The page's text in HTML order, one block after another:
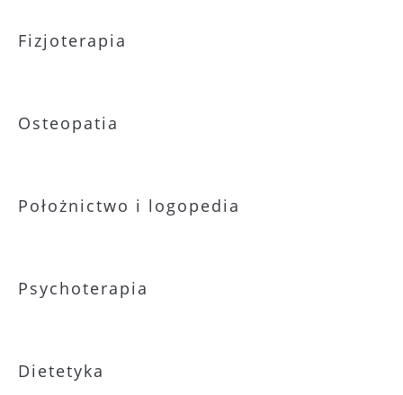
Fizjoterapia
Osteopatia
Położnictwo i logopedia
Psychoterapia
Dietetyka